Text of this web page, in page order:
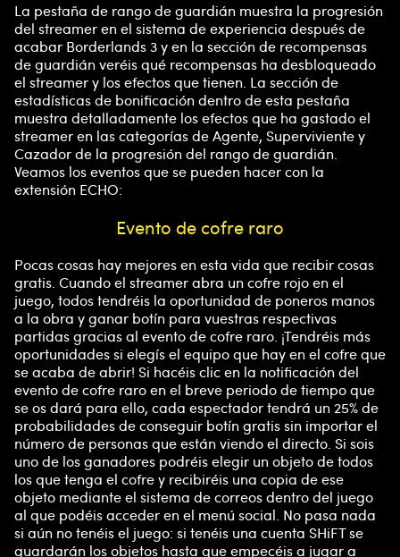
La pestaña de rango de guardián muestra la progresión
del streamer en el sistema de experiencia después de
acabar Borderlands 3 y en la sección de recompensas
de guardián veréis qué recompensas ha desbloqueado
el streamer y los efectos que tienen. La sección de
estadísticas de bonificación dentro de esta pestaña
muestra detalladamente los efectos que ha gastado el
streamer en las categorías de Agente, Superviviente y
Cazador de la progresión del rango de guardián.
Veamos los eventos que se pueden hacer con la
extensión ECHO:
Evento de cofre raro
Pocas cosas hay mejores en esta vida que recibir cosas
gratis. Cuando el streamer abra un cofre rojo en el
juego, todos tendréis la oportunidad de poneros manos
a la obra y ganar botín para vuestras respectivas
partidas gracias al evento de cofre raro. ¡Tendréis más
oportunidades si elegís el equipo que hay en el cofre que
se acaba de abrir! Si hacéis clic en la notificación del
evento de cofre raro en el breve periodo de tiempo que
se os dará para ello, cada espectador tendrá un 25% de
probabilidades de conseguir botín gratis sin importar el
número de personas que están viendo el directo. Si sois
uno de los ganadores podréis elegir un objeto de todos
los que tenga el cofre y recibiréis una copia de ese
objeto mediante el sistema de correos dentro del juego
al que podéis acceder en el menú social. No pasa nada
si aún no tenéis el juego: si tenéis una cuenta SHiFT se
guardarán los objetos hasta que empecéis a jugar a